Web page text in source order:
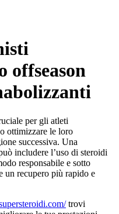
offseason
per gli atleti
ottimizzare le loro
successiva. Una
includere l’uso di steroidi
responsabile e sotto
un recupero più rapido e
trovi